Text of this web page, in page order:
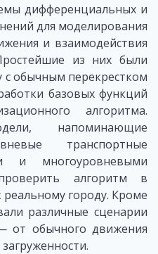
дифференциальных и
для моделирования
и взаимодействия
из них были
обычным перекрестком
базовых функций
алгоритма.
напоминающие
транспортные
и многоуровневыми
алгоритм в
городу. Кроме
различные сценарии
от обычного движения